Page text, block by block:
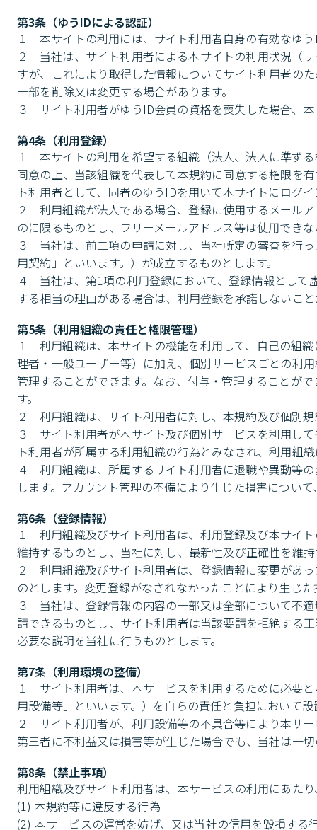
第3条（ゆうIDによる認証）
１	本サイトの利用には、サイト利用者自身の有効なゆうIDによる認証が必要です。
２	当社は、サイト利用者による本サイトの利用状況（リクエストの履歴情報を含みます。）に関する情報を適宜又は随時に取得しま
すが、これにより取得した情報についてサイト利用者の
一部を削除又は変更する場合があります。
３	サイト利用者がゆうID会員の資格を喪失した場合
第4条（利用登録）
１	本サイトの利用を希望する組織（法人、法人に準ずる機関、組織若しくは団体又は個人事業主を含みます。）は、本規約の内容に
同意の上、当該組織を代表して本規約に同意する権限を
ト利用者として、同者のゆうIDを用いて本サイトにログ
２	利用組織が法人である場合、登録に使用するメールアドレスその他連絡先情報は、当該法人が管理する独自のドメインを用いたも
のに限るものとし、フリーメールアドレス等は使用でき
３	当社は、前二項の申請に対し、当社所定の審査を行った上で、登録を承諾した時点で本サービスに関する利用契約（以下単に「利
用契約」といいます。）が成立するものとします。
４	当社は、第1項の利用登録において、登録情報として虚偽の情報が登録されていると当社が認めた場合その他当社が不適当と判断
する相当の理由がある場合は、利用登録を承諾しないこ
第5条（利用組織の責任と権限管理）
１	利用組織は、本サイトの機能を利用して、自己の組織に所属する他のサイト利用者に対し、本サイト全体の利用権限（例えば、管
理者・一般ユーザー等）に加え、個別サービスごとの利
管理することができます。なお、付与・管理することが
す。
２	利用組織は、サイト利用者に対し、本規約及び個別規約の内容を遵守させる義務を負います。
３	サイト利用者が本サイト及び個別サービスを利用して行った一切の行為（操作、申請、規約違反行為を含みます。）は、当該サイ
ト利用者が所属する利用組織の行為とみなされ、利用組
４	利用組織は、所属するサイト利用者に退職や異動等の変更があった場合には、直ちに本サイト上で権限の削除や変更を行うものと
します。アカウント管理の不備により生じた損害につい
第6条（登録情報）
１	利用組織及びサイト利用者は、利用登録及び本サイトの利用にあたり、当社所定の方法により、登録情報を最新かつ正確な状態で
維持するものとし、当社に対し、最新性及び正確性を維
２	利用組織及びサイト利用者は、登録情報に変更があった場合には、遅滞なく本サイト上のダッシュボードから変更手続きを行うも
のとします。変更登録がなされなかったことにより生じ
３	当社は、登録情報の内容の一部又は全部について不適切と判断した場合、サイト利用者に対し当該情報について修正又は削除を要
請できるものとし、サイト利用者は当該要請を拒絶する
必要な説明を当社に行うものとします。
第7条（利用環境の整備）
１	サイト利用者は、本サービスを利用するために必要となる適切な端末、機器、ソフトウェア及びインターネット環境等（以下「利
用設備等」といいます。）を自らの責任と負担において
２	サイト利用者が、利用設備等の不具合等により本サービスを適切に利用できない場合又はそれによりサイト利用者、利用組織又は
第三者に不利益又は損害等が生じた場合でも、当社は一
第8条（禁止事項）
利用組織及びサイト利用者は、本サービスの利用にあた
(1) 本規約等に違反する行為
(2) 本サービスの運営を妨げ、又は当社の信用を毀損する